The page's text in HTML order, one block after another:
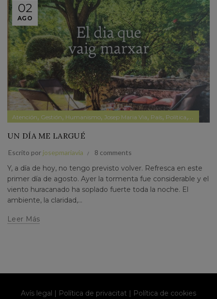
02
AGO
Atención, Gestión, Humanismo, Josep Maria Via, País, Política, Política
UN DÍA ME LARGUÉ
Escrito por josepmariavia 8 comments
Y, a día de hoy, no tengo previsto volver. Refresca en este
primer día de agosto. Ayer la tormenta fue considerable y el
viento huracanado ha soplado fuerte toda la noche. El
ambiente, la claridad,...
Leer Más
Avís legal | Política de privacitat | Política de cookies